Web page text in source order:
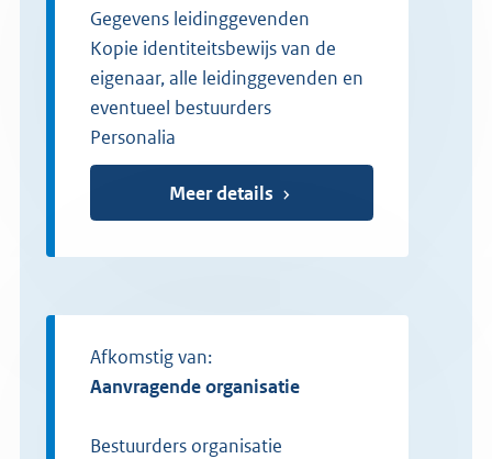
Gegevens leidinggevenden
Kopie identiteitsbewijs van de
eigenaar, alle leidinggevenden en
eventueel bestuurders
Personalia
Meer details
Afkomstig van:
Aanvragende organisatie
Bestuurders organisatie